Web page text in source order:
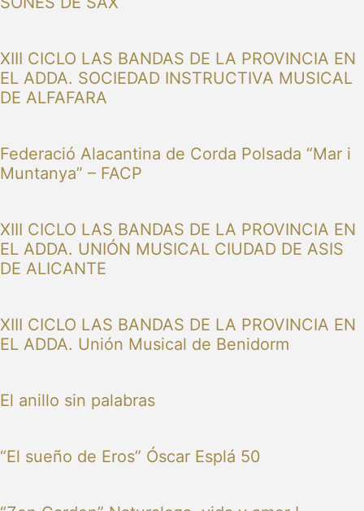
XIII CICLO LAS BANDAS DE LA PROVINCIA EN
EL ADDA. SOCIEDAD INSTRUCTIVA MUSICAL
DE ALFAFARA
Federació Alacantina de Corda Polsada “Mar i
Muntanya” – FACP
XIII CICLO LAS BANDAS DE LA PROVINCIA EN
EL ADDA. UNIÓN MUSICAL CIUDAD DE ASIS
DE ALICANTE
XIII CICLO LAS BANDAS DE LA PROVINCIA EN
EL ADDA. Unión Musical de Benidorm
El anillo sin palabras
“El sueño de Eros” Óscar Esplá 50